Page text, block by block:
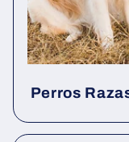
Perros